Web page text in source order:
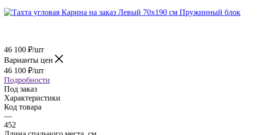
46 100 ₽/шт
Варианты цен
46 100 ₽/шт
Подробности
Под заказ
Характеристики
Код товара
—
452